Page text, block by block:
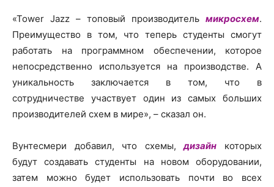
«Tower Jazz – топовый производитель микросхем.
Преимущество в том, что теперь студенты смогут
работать на программном обеспечении, которое
непосредственно используется на производстве. А
уникальность заключается в том, что в
сотрудничестве участвует один из самых больших
производителей схем в мире», – сказал он.
Вунтесмери добавил, что схемы,дизайн которых
будут создавать студенты на новом оборудовании,
затем можно будет использовать почти во всех